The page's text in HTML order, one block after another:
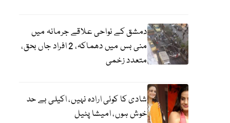
دمشق کے نواحی علاقے جرمانہ میں
منی بس میں دھماکہ، 2 افراد جاں بحق،
متعدد زخمی
شادی کا کوئی ارادہ نہیں، اکیلی بے حد
خوش ہوں، امیشا پٹیل